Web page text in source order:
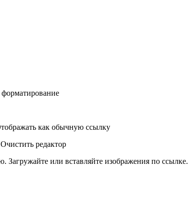
форматирование
как обычную ссылку
Очистить редактор
Загружайте или вставляйте изображения по ссылке.